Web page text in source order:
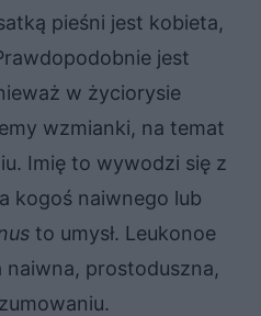
pieśni jest kobieta,
jest
w życiorysie
wzmianki, na temat
Imię to wywodzi się z
kogoś naiwnego lub
to umysł. Leukonoe
prostoduszna,